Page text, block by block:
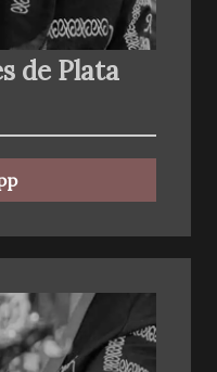
de Plata